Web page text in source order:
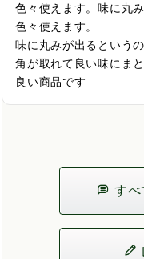
色々使えます。味に丸
色々使えます。
味に丸みが出るという
角が取れて良い味にま
良い商品です
すべ